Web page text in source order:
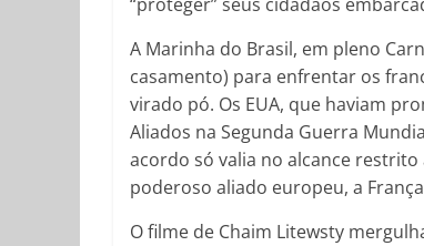
A Marinha do Brasil, em pleno
casamento) para enfrentar os
virado pó. Os EUA, que haviam
Aliados na Segunda Guerra
acordo só valia no alcance
poderoso aliado europeu, a
O filme de Chaim Litewsty